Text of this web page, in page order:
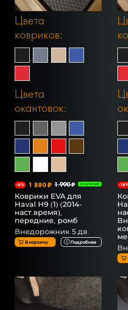
Цвета
ковриков:
Цвета
окантовок:
-6% 1 880 ₽ 1 990 ₽ В НАЛИЧИИ
Коврики EVA для
Haval H9 (1) (2014-
наст.время),
передние, ромб
Внедорожник 5 дв.
В корзину Подробнее
-